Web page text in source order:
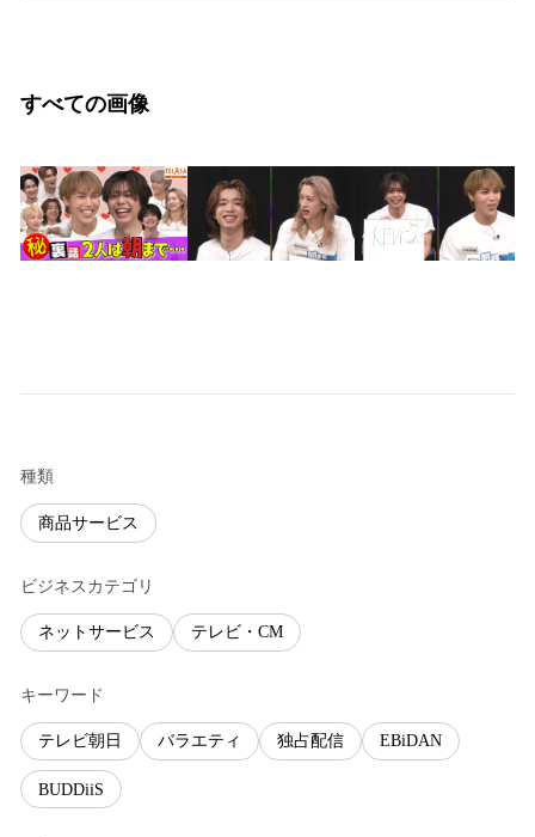
すべての画像
種類
商品サービス
ビジネスカテゴリ
ネットサービス テレビ・CM
キーワード
テレビ朝日 バラエティ 独占配信 EBiDAN
BUDDiiS